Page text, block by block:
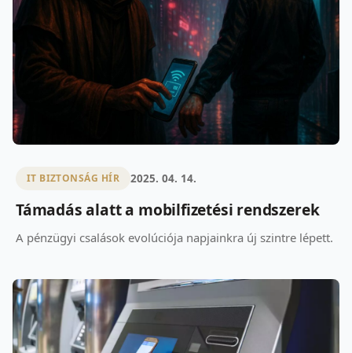
IT BIZTONSÁG HÍR 2025. 04. 14.
Támadás alatt a mobilfizetési rendszerek
A pénzügyi csalások evolúciója napjainkra új szintre lépett.